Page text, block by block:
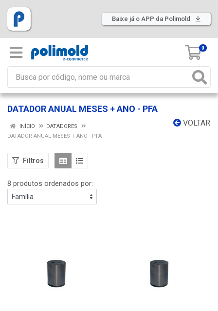
Baixe já o APP da Polimold
0
DATADOR ANUAL MESES + ANO - PFA
VOLTAR
INÍCIO
DATADORES
DATADOR ANUAL MESES + ANO - PFA
Filtros
8 produtos ordenados por: